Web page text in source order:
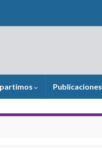
Publicaciones